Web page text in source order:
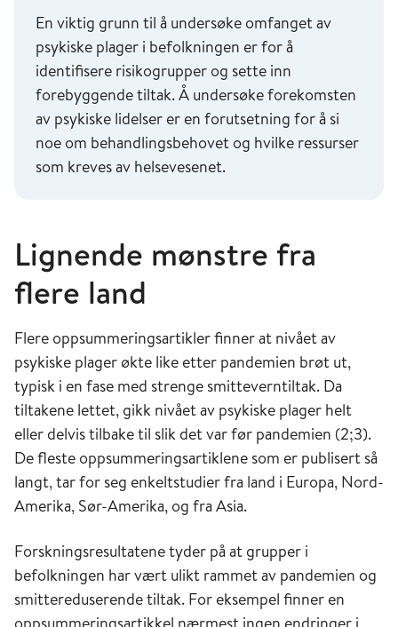
En viktig grunn til å undersøke omfanget av
psykiske plager i befolkningen er for å
identifisere risikogrupper og sette inn
forebyggende tiltak. Å undersøke forekomsten
av psykiske lidelser er en forutsetning for å si
noe om behandlingsbehovet og hvilke ressurser
som kreves av helsevesenet.
Lignende mønstre fra
flere land
Flere oppsummeringsartikler finner at nivået av
psykiske plager økte like etter pandemien brøt ut,
typisk i en fase med strenge smitteverntiltak. Da
tiltakene lettet, gikk nivået av psykiske plager helt
eller delvis tilbake til slik det var før pandemien (2;3).
De fleste oppsummeringsartiklene som er publisert så
langt, tar for seg enkeltstudier fra land i Europa, Nord-
Amerika, Sør-Amerika, og fra Asia.
Forskningsresultatene tyder på at grupper i
befolkningen har vært ulikt rammet av pandemien og
smittereduserende tiltak. For eksempel finner en